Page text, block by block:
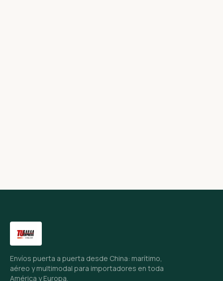
Envíos puerta a puerta desde China: marítimo,
aéreo y multimodal para importadores en toda
América y Europa.